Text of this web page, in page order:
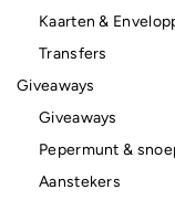
Kaarten &
Transfers
Giveaways
Giveaways
Pepermunt &
Aanstekers